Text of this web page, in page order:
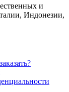
и
Индонезии,